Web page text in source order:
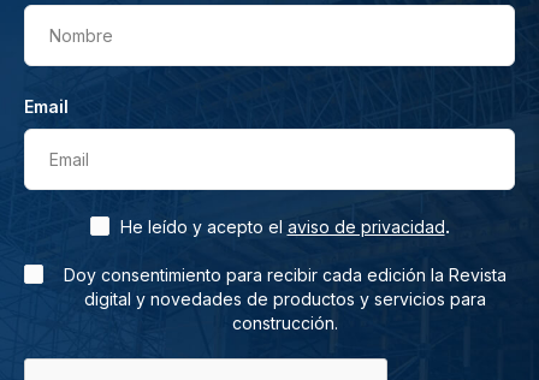
Nombre
Email
Email
He leído y acepto el aviso de privacidad.
Doy consentimiento para recibir cada edición la Revista
digital y novedades de productos y servicios para
construcción.